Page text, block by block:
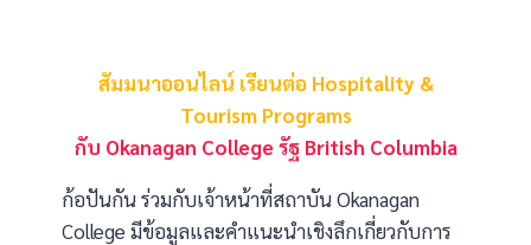
สัมมนาออนไลน์ เรียนต่อ Hospitality &
Tourism Programs
กับ Okanagan Collegeรัฐ British Columbia
ก้อปันกัน ร่วมกับเจ้าหน้าที่สถาบัน Okanagan
College มีข้อมูลและคำแนะนำเชิงลึกเกี่ยวกับการ